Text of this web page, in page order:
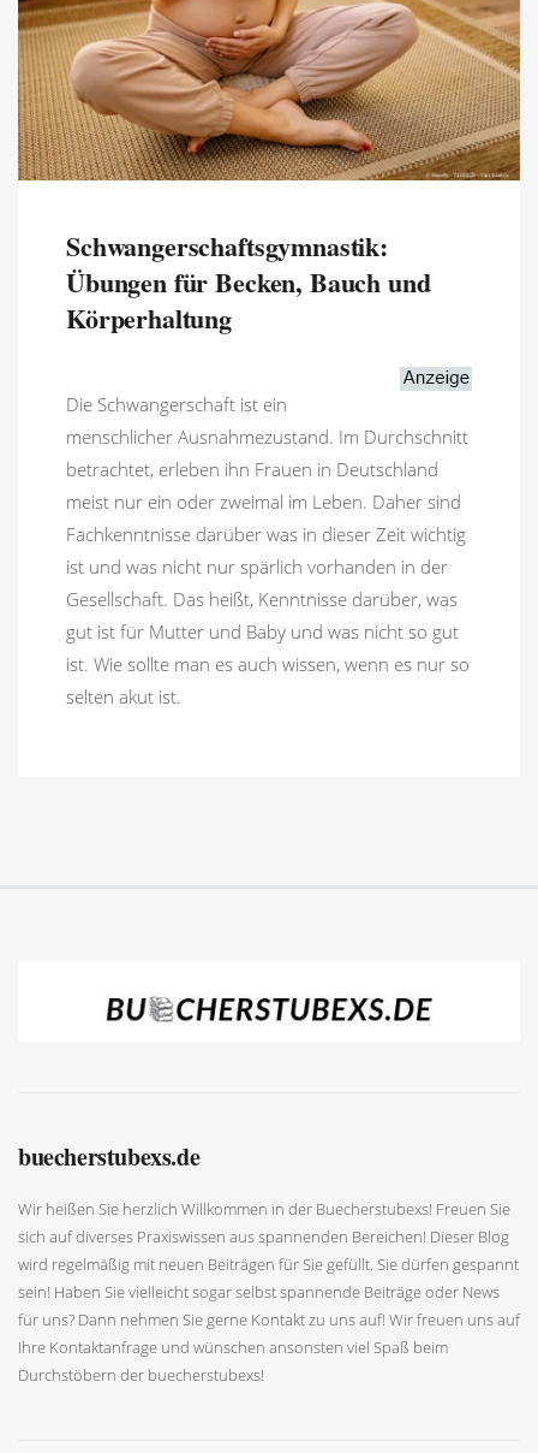
Schwangerschaftsgymnastik:
Übungen für Becken, Bauch und
Körperhaltung
Die Schwangerschaft ist ein
menschlicher Ausnahmezustand. Im Durchschnitt
betrachtet, erleben ihn Frauen in Deutschland
meist nur ein oder zweimal im Leben. Daher sind
Fachkenntnisse darüber was in dieser Zeit wichtig
ist und was nicht nur spärlich vorhanden in der
Gesellschaft. Das heißt, Kenntnisse darüber, was
gut ist für Mutter und Baby und was nicht so gut
ist. Wie sollte man es auch wissen, wenn es nur so
selten akut ist.
buecherstubexs.de
Wir heißen Sie herzlich Willkommen in der Buecherstubexs! Freuen Sie
sich auf diverses Praxiswissen aus spannenden Bereichen! Dieser Blog
wird regelmäßig mit neuen Beiträgen für Sie gefüllt. Sie dürfen gespannt
sein! Haben Sie vielleicht sogar selbst spannende Beiträge oder News
für uns? Dann nehmen Sie gerne Kontakt zu uns auf! Wir freuen uns auf
Ihre Kontaktanfrage und wünschen ansonsten viel Spaß beim
Durchstöbern der buecherstubexs!